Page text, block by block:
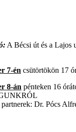
A Bécsi út és a Lajos
7-én csütörtökön 17
8-án pénteken 16
Dr. Pócs